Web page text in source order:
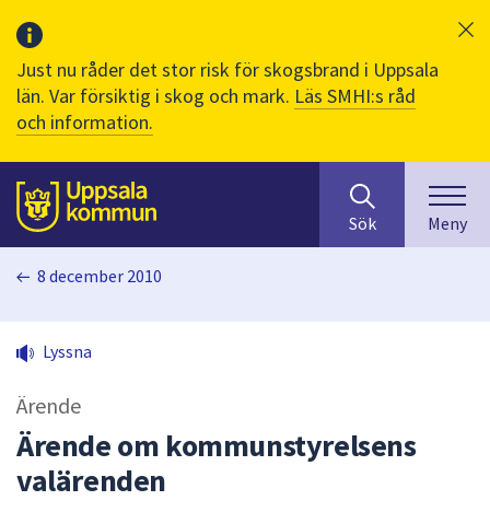
Just nu råder det stor risk för skogsbrand i Uppsala
län. Var försiktig i skog och mark. Läs SMHI:s råd
och information.
Till sidans
huvudinnehåll
efter
innehåll
på
sökfältet
kommer
Sök Meny
8 december 2010
Lyssna
Ärende
Ärende om kommunstyrelsens
valärenden